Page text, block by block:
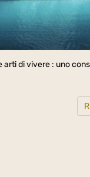
arti di vivere : uno